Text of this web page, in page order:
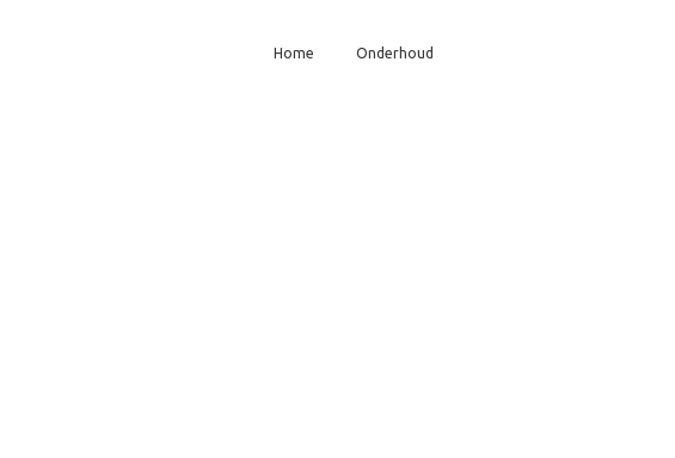
Home Onderhoud